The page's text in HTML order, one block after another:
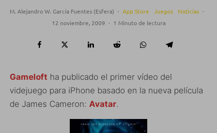
M. Alejandro W. García Fuentes (Esfera) · App Store Juegos Noticias ·
12 noviembre, 2009 · 1 Minuto de lectura
Gameloft ha publicado el primer vídeo del
videjuego para iPhone basado en la nueva película
de James Cameron: Avatar.